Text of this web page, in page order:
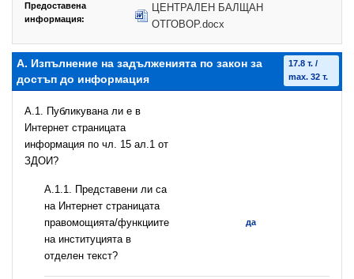
Предоставена
информация:
ЦЕНТРАЛЕН БАЛЩАН
ОТГОВОР.docx
А. Изпълнение на задълженията по закон за
достъп до информация
17.8 т. /
max. 32 т.
A.1. Публикувана ли е в
Интернет страницата
информация по чл. 15 ал.1 от
ЗДОИ?
А.1.1. Представени ли са
на Интернет страницата
правомощията/функциите
на институцията в
отделен текст?
да